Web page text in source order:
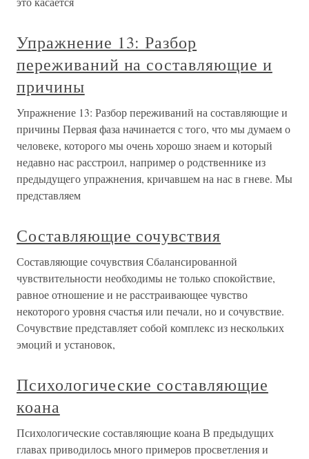
Упражнение 13: Разбор
переживаний на составляющие и
причины
Упражнение 13: Разбор переживаний на составляющие и
причины Первая фаза начинается с того, что мы думаем о
человеке, которого мы очень хорошо знаем и который
недавно нас расстроил, например о родственнике из
предыдущего упражнения, кричавшем на нас в гневе. Мы
представляем
Составляющие сочувствия
Составляющие сочувствия Сбалансированной
чувствительности необходимы не только спокойствие,
равное отношение и не расстраивающее чувство
некоторого уровня счастья или печали, но и сочувствие.
Сочувствие представляет собой комплекс из нескольких
эмоций и установок,
Психологические составляющие
коана
Психологические составляющие коана В предыдущих
главах приводилось много примеров просветления и